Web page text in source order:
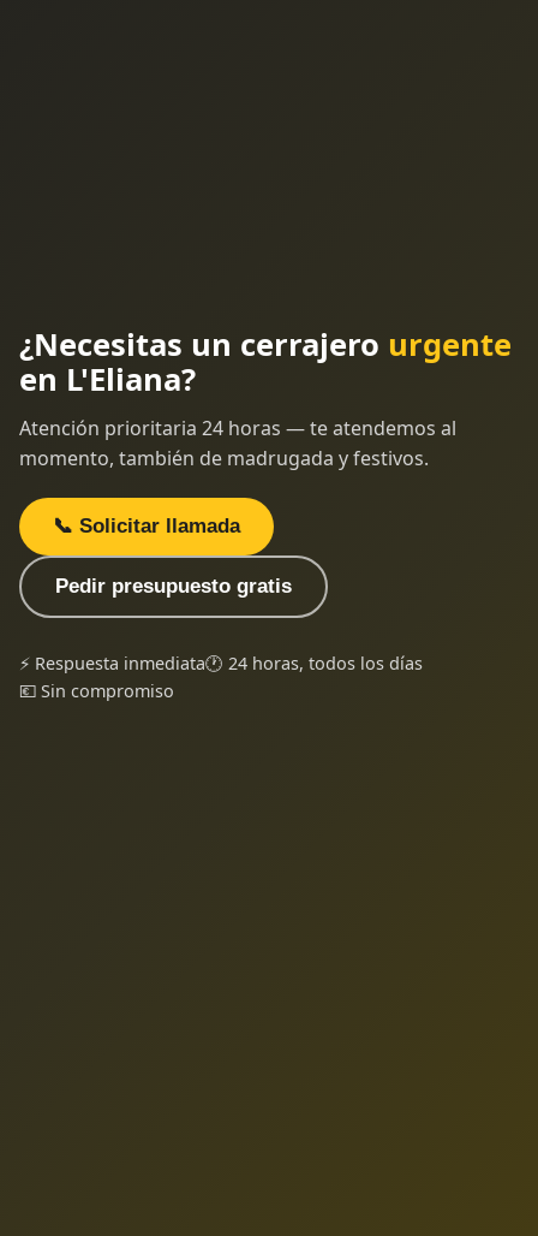
¿Necesitas un cerrajero urgente
en L'Eliana?
Atención prioritaria 24 horas — te atendemos al
momento, también de madrugada y festivos.
📞 Solicitar llamada
Pedir presupuesto gratis
⚡ Respuesta inmediata🕐 24 horas, todos los días
💶 Sin compromiso